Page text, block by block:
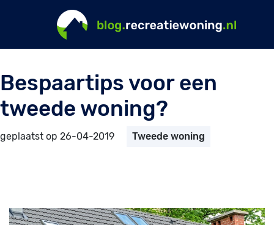
Bespaartips voor een
tweede woning?
geplaatst op 26-04-2019 Tweede woning